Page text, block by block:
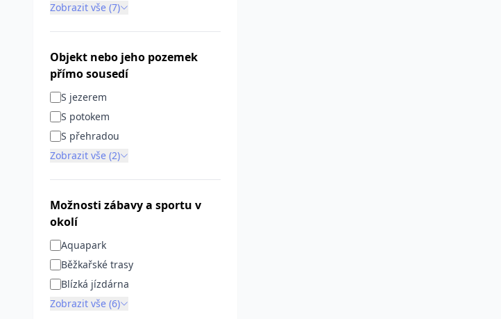
Zobrazit vše (7)
Objekt nebo jeho pozemek
přímo sousedí
S jezerem
S potokem
S přehradou
Zobrazit vše (2)
Možnosti zábavy a sportu v
okolí
Aquapark
Běžkařské trasy
Blízká jízdárna
Zobrazit vše (6)